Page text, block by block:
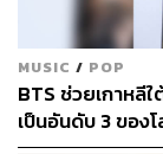
MUSIC / POP
BTS ช่วยเกาหลี
เป็นอันดับ 3 ของ